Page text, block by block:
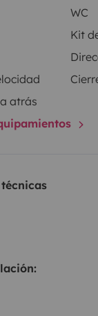
(elevable +
3 metros
y lista para
WC
Kit
atrás